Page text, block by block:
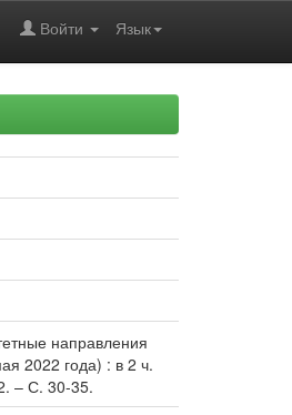
Язык
Войти
направления
2022 года) : в 2 ч.
– С. 30-35.